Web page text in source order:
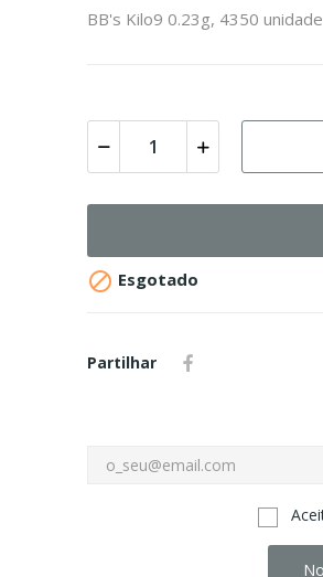
BB's Kilo9 0.23g, 4350
 Esgotado
Partilhar